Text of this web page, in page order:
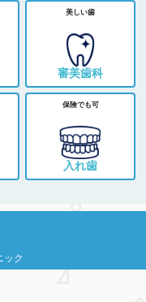
美しい歯
審美歯科
保険でも可
入れ歯
ック